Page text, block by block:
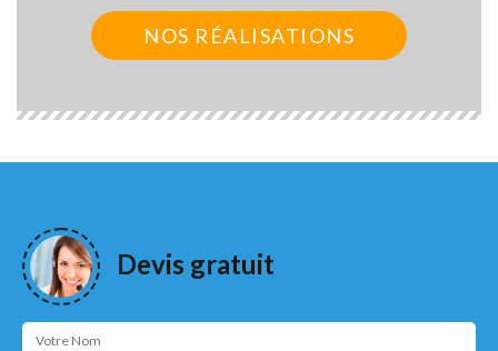
NOS RÉALISATIONS
Devis gratuit